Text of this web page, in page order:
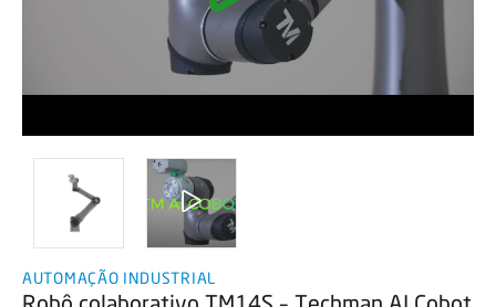
AUTOMAÇÃO INDUSTRIAL